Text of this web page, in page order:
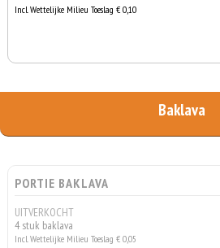
Incl. Wettelijke Milieu Toeslag € 0,10
Baklava
PORTIE BAKLAVA
UITVERKOCHT
4 stuk baklava
Incl. Wettelijke Milieu Toeslag € 0,05